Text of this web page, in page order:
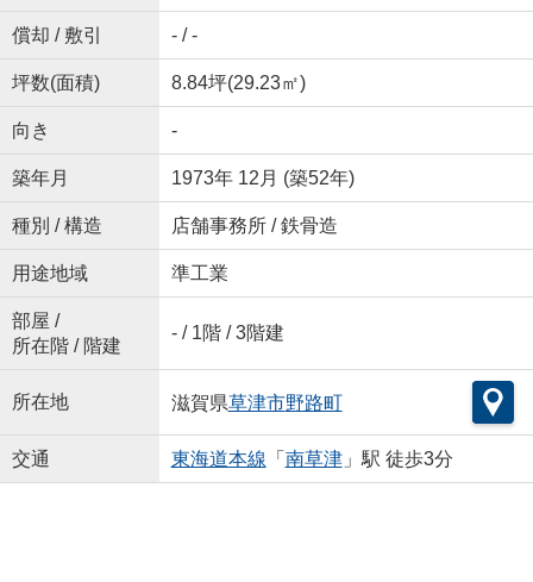
償却 / 敷引 - / -
坪数(面積) 8.84坪(29.23㎡)
向き -
築年月 1973年 12月 (築52年)
種別 / 構造 店舗事務所 / 鉄骨造
用途地域 準工業
部屋 /
所在階 / 階建
- / 1階 / 3階建
所在地 滋賀県草津市野路町
交通 東海道本線 「 南草津」駅 徒歩3分